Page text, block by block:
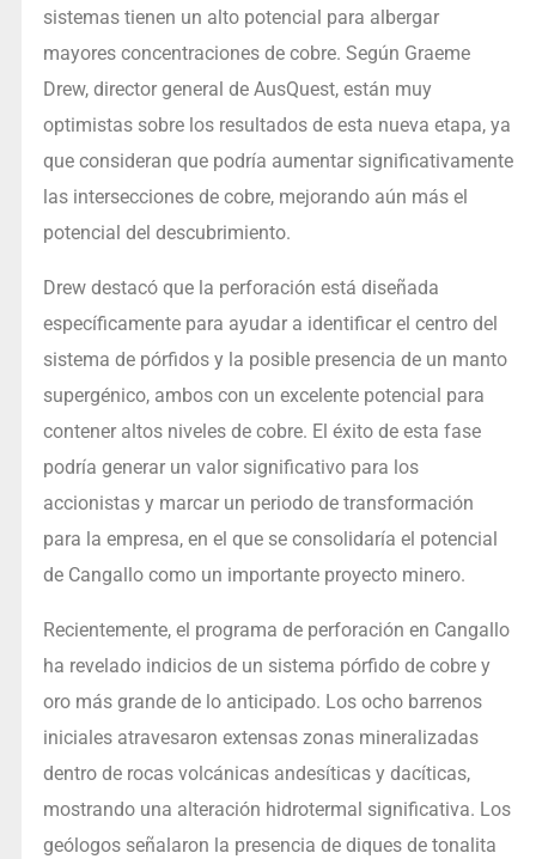
sistemas tienen un alto potencial para albergar
mayores concentraciones de cobre. Según Graeme
Drew, director general de AusQuest, están muy
optimistas sobre los resultados de esta nueva etapa, ya
que consideran que podría aumentar significativamente
las intersecciones de cobre, mejorando aún más el
potencial del descubrimiento.
Drew destacó que la perforación está diseñada
específicamente para ayudar a identificar el centro del
sistema de pórfidos y la posible presencia de un manto
supergénico, ambos con un excelente potencial para
contener altos niveles de cobre. El éxito de esta fase
podría generar un valor significativo para los
accionistas y marcar un periodo de transformación
para la empresa, en el que se consolidaría el potencial
de Cangallo como un importante proyecto minero.
Recientemente, el programa de perforación en Cangallo
ha revelado indicios de un sistema pórfido de cobre y
oro más grande de lo anticipado. Los ocho barrenos
iniciales atravesaron extensas zonas mineralizadas
dentro de rocas volcánicas andesíticas y dacíticas,
mostrando una alteración hidrotermal significativa. Los
geólogos señalaron la presencia de diques de tonalita